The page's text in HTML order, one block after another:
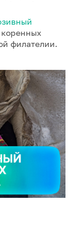
филателии.